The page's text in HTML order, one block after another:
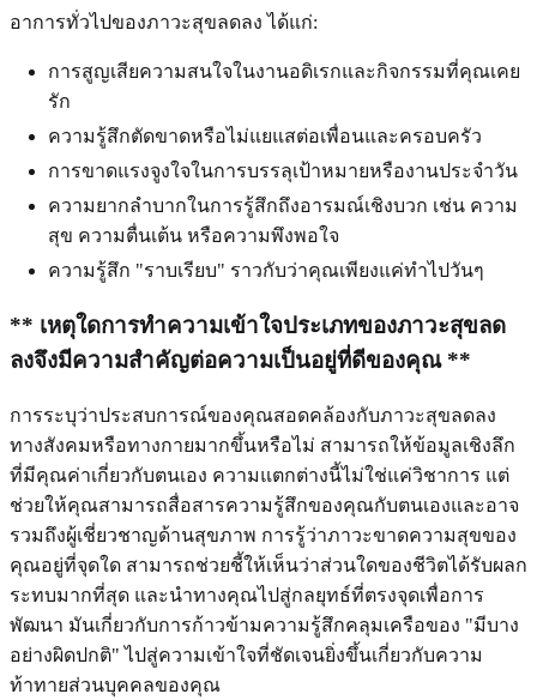
อาการทั่วไปของภาวะสุขลดลง ได้แก่:
การสูญเสียความสนใจในงานอดิเรกและกิจกรรมที่คุณเคย
รัก
ความรู้สึกตัดขาดหรือไม่แยแสต่อเพื่อนและครอบครัว
การขาดแรงจูงใจในการบรรลุเป้าหมายหรืองานประจำวัน
ความยากลำบากในการรู้สึกถึงอารมณ์เชิงบวก เช่น ความ
สุข ความตื่นเต้น หรือความพึงพอใจ
ความรู้สึก "ราบเรียบ" ราวกับว่าคุณเพียงแค่ทำไปวันๆ
** เหตุใดการทำความเข้าใจประเภทของภาวะสุขลด
ลงจึงมีความสำคัญต่อความเป็นอยู่ที่ดีของคุณ **
การระบุว่าประสบการณ์ของคุณสอดคล้องกับภาวะสุขลดลง
ทางสังคมหรือทางกายมากขึ้นหรือไม่ สามารถให้ข้อมูลเชิงลึก
ที่มีคุณค่าเกี่ยวกับตนเอง ความแตกต่างนี้ไม่ใช่แค่วิชาการ แต่
ช่วยให้คุณสามารถสื่อสารความรู้สึกของคุณกับตนเองและอาจ
รวมถึงผู้เชี่ยวชาญด้านสุขภาพ การรู้ว่าภาวะขาดความสุขของ
คุณอยู่ที่จุดใด สามารถช่วยชี้ให้เห็นว่าส่วนใดของชีวิตได้รับผลก
ระทบมากที่สุด และนำทางคุณไปสู่กลยุทธ์ที่ตรงจุดเพื่อการ
พัฒนา มันเกี่ยวกับการก้าวข้ามความรู้สึกคลุมเครือของ "มีบาง
อย่างผิดปกติ" ไปสู่ความเข้าใจที่ชัดเจนยิ่งขึ้นเกี่ยวกับความ
ท้าทายส่วนบุคคลของคุณ